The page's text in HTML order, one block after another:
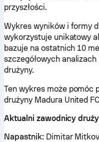
przyszłości.
Wykres wyników i formy
wykorzystuje unikatowy
bazuje na ostatnich 10
szczegółowych
drużyny.
Ten wykres może pomóc
drużyny Madura United
Aktualni zawodnicy
Napastnik:Dimitar